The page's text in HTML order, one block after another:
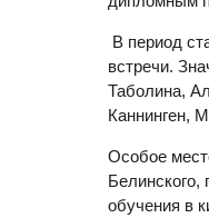
В период
встречи.
Таболина,
Каннинген,
Особое
Белинского,
обучения в